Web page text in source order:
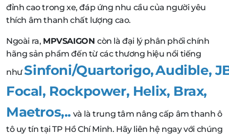
đỉnh cao trong xe, đáp ứng nhu cầu của người yêu
thích âm thanh chất lượng cao.
Ngoài ra, MPVSAIGON còn là đại lý phân phối chính
hãng sản phẩm đến từ các thương hiệu nổi tiếng
như Sinfoni/Quartorigo,Audible,
Focal, Rockpower, Helix, Brax,
Maetros,.. và là trung tâm nâng cấp âm thanh ô
tô uy tín tại TP Hồ Chí Minh. Hãy liên hệ ngay với chúng